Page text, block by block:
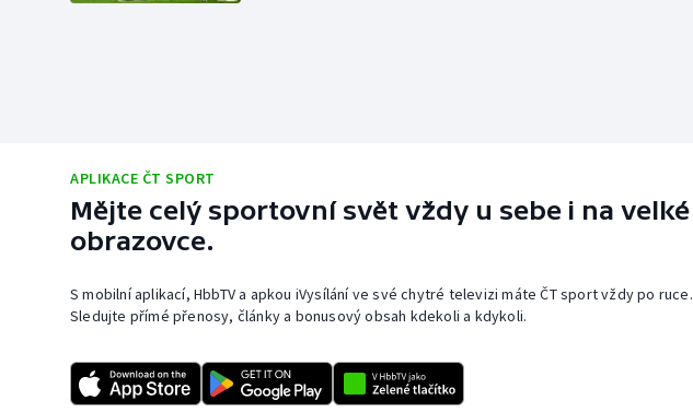
APLIKACE ČT SPORT
Mějte celý sportovní svět vždy u sebe i na velké
obrazovce.
S mobilní aplikací, HbbTV a apkou iVysílání ve své chytré televizi máte ČT sport vždy po ruce.
Sledujte přímé přenosy, články a bonusový obsah kdekoli a kdykoli.